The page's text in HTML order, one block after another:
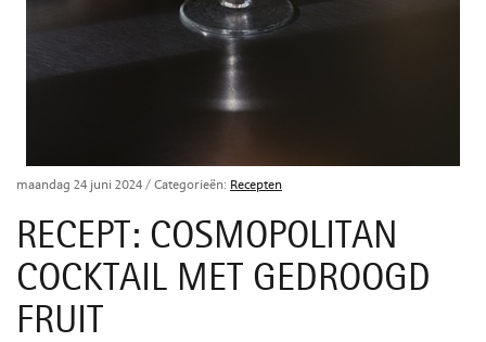
maandag 24 juni 2024 / Categorieën: Recepten
RECEPT: COSMOPOLITAN
COCKTAIL MET GEDROOGD
FRUIT